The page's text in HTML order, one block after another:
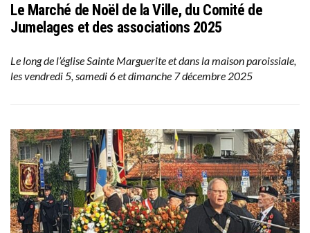
Le Marché de Noël de la Ville, du Comité de
Jumelages et des associations 2025
Le long de l’église Sainte Marguerite et dans la maison paroissiale,
les vendredi 5, samedi 6 et dimanche 7 décembre 2025